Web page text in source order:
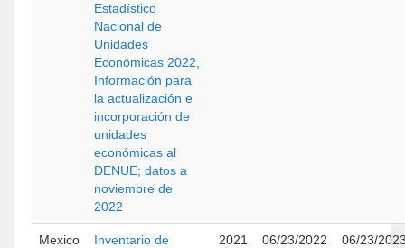
Estadístico
Nacional de
Unidades
Económicas 2022,
Información para
la actualización e
incorporación de
unidades
económicas al
DENUE; datos a
noviembre de
2022
Mexico
Inventario de
2021 06/23/2022 06/23/